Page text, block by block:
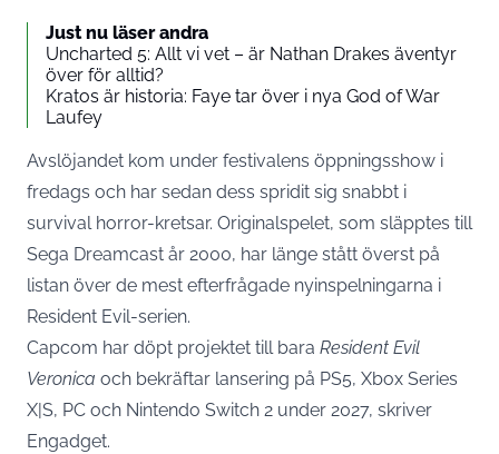
Just nu läser andra
Uncharted 5: Allt vi vet – är Nathan Drakes äventyr
över för alltid?
Kratos är historia: Faye tar över i nya God of War
Laufey
Avslöjandet kom under festivalens öppningsshow i
fredags och har sedan dess spridit sig snabbt i
survival horror-kretsar. Originalspelet, som släpptes till
Sega Dreamcast år 2000, har länge stått överst på
listan över de mest efterfrågade nyinspelningarna i
Resident Evil-serien.
Capcom har döpt projektet till bara Resident Evil
Veronica och bekräftar lansering på PS5, Xbox Series
X|S, PC och Nintendo Switch 2 under 2027, skriver
Engadget.